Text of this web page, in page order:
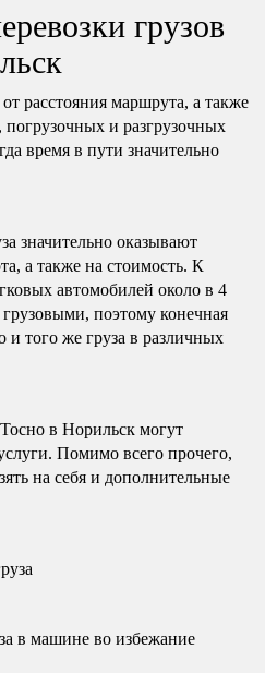
грузов
расстояния маршрута, а также
и разгрузочных
время в пути значительно
значительно оказывают
а также на стоимость. К
автомобилей около в 4
поэтому конечная
и того же груза в различных
в Норильск могут
Помимо всего прочего,
на себя и дополнительные
в машине во избежание